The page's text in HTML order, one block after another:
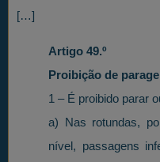
[…]
Artigo 49.º
Proibição de
1 – É proibido parar
a) Nas rotundas,
nível, passagens